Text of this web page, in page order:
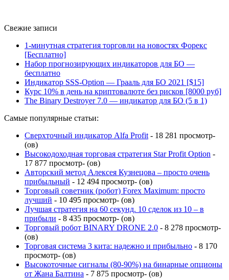
Свежие записи
1-минутная стратегия торговли на новостях Форекс
[Бесплатно]
Набор прогнозирующих индикаторов для БО —
бесплатно
Индикатор SSS-Option — Грааль для БО 2021 [$15]
Курс 10% в день на криптовалюте без рисков [8000 руб]
The Binary Destroyer 7.0 — индикатор для БО (5 в 1)
Самые популярные статьи:
Сверхточный индикатор Alfa Profit - 18 281 просмотр-
(ов)
Высокодоходная торговая стратегия Star Profit Option -
17 877 просмотр- (ов)
Авторский метод Алексея Кузнецова – просто очень
прибыльный - 12 494 просмотр- (ов)
Торговый советник (робот) Forex Maximum: просто
лучший - 10 495 просмотр- (ов)
Лучшая стратегия на 60 секунд. 10 сделок из 10 – в
прибыли - 8 435 просмотр- (ов)
Торговый робот BINARY DRONE 2.0 - 8 278 просмотр-
(ов)
Торговая система 3 кита: надежно и прибыльно - 8 170
просмотр- (ов)
Высокоточные сигналы (80-90%) на бинарные опционы
от Жана Балтина - 7 875 просмотр- (ов)